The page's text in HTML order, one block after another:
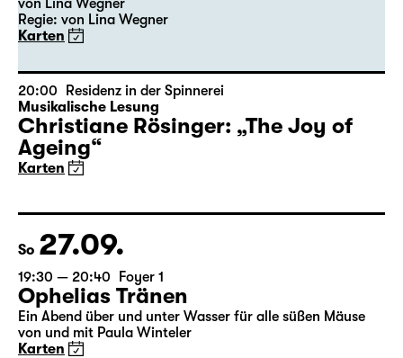
von Lina Wegner
Regie: von Lina Wegner
Karten
20:00
Residenz in der Spinnerei
Musikalische Lesung
Christiane Rösinger: „The Joy of
Ageing“
Karten
So 27.09.
19:30 — 20:40 Foyer 1
Ophelias Tränen
Ein Abend über und unter Wasser für alle süßen Mäuse
von und mit Paula Winteler
Karten